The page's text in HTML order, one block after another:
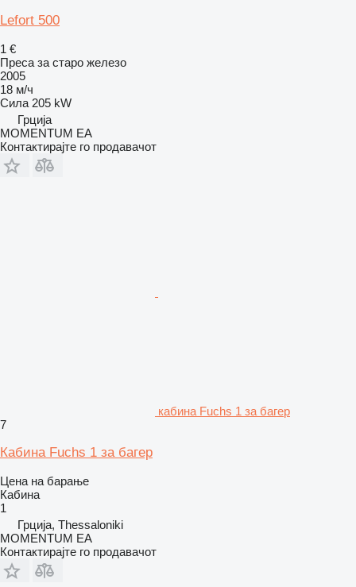
Lefort 500
1 €
Преса за старо железо
2005
18 м/ч
Сила 205 kW
Грција
MOMENTUM EA
Контактирајте го продавачот
кабина Fuchs 1 за багер
7
Кабина Fuchs 1 за багер
Цена на барање
Кабина
1
Грција, Thessaloniki
MOMENTUM EA
Контактирајте го продавачот